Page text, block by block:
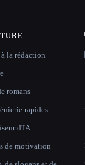
la rédaction
romans
rapides
d'IA
de motivation